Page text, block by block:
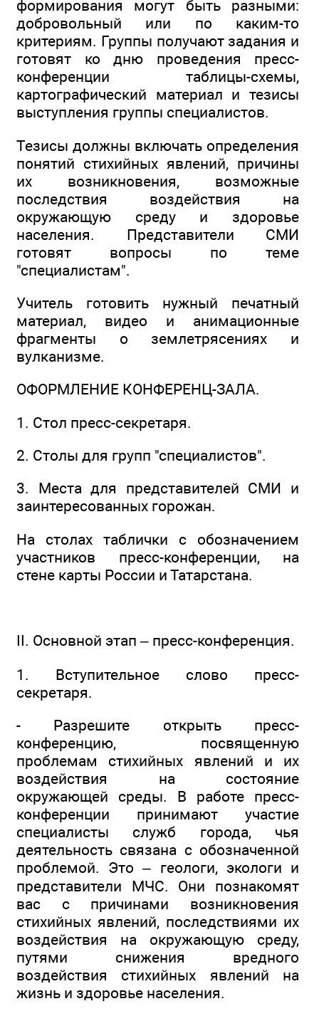
формирования могут быть разными:
добровольный или по каким-то
критериям. Группы получают задания и
готовят ко дню проведения пресс-
конференции таблицы-схемы,
картографический материал и тезисы
выступления группы специалистов.
Тезисы должны включать определения
понятий стихийных явлений, причины
их возникновения, возможные
последствия воздействия на
окружающую среду и здоровье
населения. Представители СМИ
готовят вопросы по теме
"специалистам".
Учитель готовить нужный печатный
материал, видео и анимационные
фрагменты о землетрясениях и
вулканизме.
ОФОРМЛЕНИЕ КОНФЕРЕНЦ-ЗАЛА.
1. Стол пресс-секретаря.
2. Столы для групп "специалистов".
3. Места для представителей СМИ и
заинтересованных горожан.
На столах таблички с обозначением
участников пресс-конференции, на
стене карты России и Татарстана.
II. Основной этап – пресс-конференция.
1. Вступительное слово пресс-
секретаря.
- Разрешите открыть пресс-
конференцию, посвященную
проблемам стихийных явлений и их
воздействия на состояние
окружающей среды. В работе пресс-
конференции принимают участие
специалисты служб города, чья
деятельность связана с обозначенной
проблемой. Это – геологи, экологи и
представители МЧС. Они познакомят
вас с причинами возникновения
стихийных явлений, последствиями их
воздействия на окружающую среду,
путями снижения вредного
воздействия стихийных явлений на
жизнь и здоровье населения.